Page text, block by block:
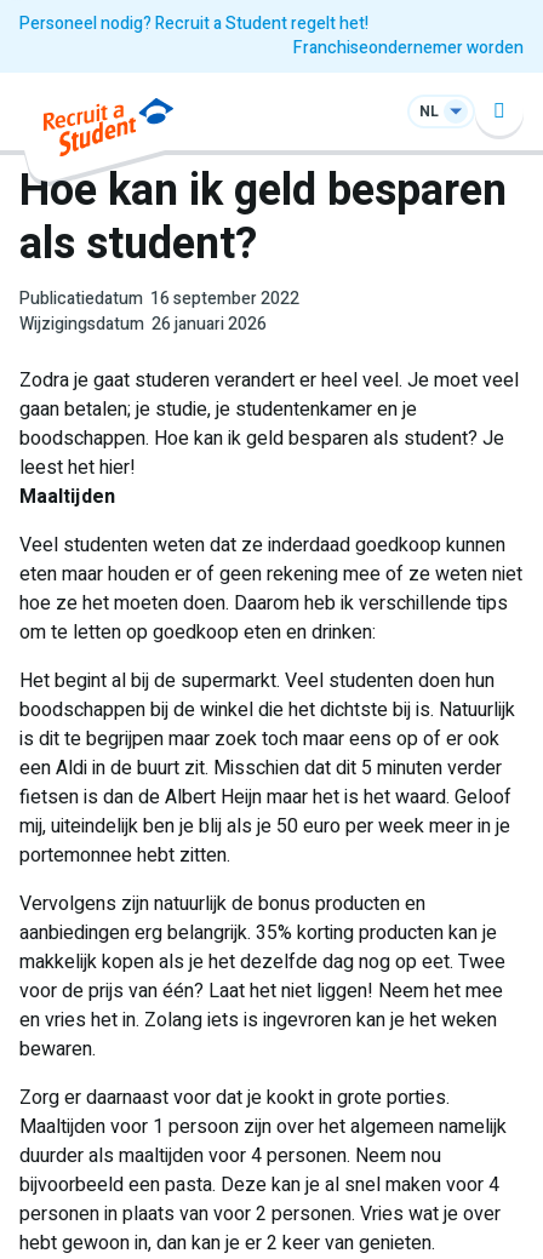
Personeel nodig? Recruit a Student regelt het!
Franchiseondernemer worden
NL
Hoe kan ik geld besparen
als student?
Publicatiedatum 16 september 2022
Wijzigingsdatum 26 januari 2026
Zodra je gaat studeren verandert er heel veel. Je moet veel
gaan betalen; je studie, je studentenkamer en je
boodschappen. Hoe kan ik geld besparen als student? Je
leest het hier!
Maaltijden
Veel studenten weten dat ze inderdaad goedkoop kunnen
eten maar houden er of geen rekening mee of ze weten niet
hoe ze het moeten doen. Daarom heb ik verschillende tips
om te letten op goedkoop eten en drinken:
Het begint al bij de supermarkt. Veel studenten doen hun
boodschappen bij de winkel die het dichtste bij is. Natuurlijk
is dit te begrijpen maar zoek toch maar eens op of er ook
een Aldi in de buurt zit. Misschien dat dit 5 minuten verder
fietsen is dan de Albert Heijn maar het is het waard. Geloof
mij, uiteindelijk ben je blij als je 50 euro per week meer in je
portemonnee hebt zitten.
Vervolgens zijn natuurlijk de bonus producten en
aanbiedingen erg belangrijk. 35% korting producten kan je
makkelijk kopen als je het dezelfde dag nog op eet. Twee
voor de prijs van één? Laat het niet liggen! Neem het mee
en vries het in. Zolang iets is ingevroren kan je het weken
bewaren.
Zorg er daarnaast voor dat je kookt in grote porties.
Maaltijden voor 1 persoon zijn over het algemeen namelijk
duurder als maaltijden voor 4 personen. Neem nou
bijvoorbeeld een pasta. Deze kan je al snel maken voor 4
personen in plaats van voor 2 personen. Vries wat je over
hebt gewoon in, dan kan je er 2 keer van genieten.